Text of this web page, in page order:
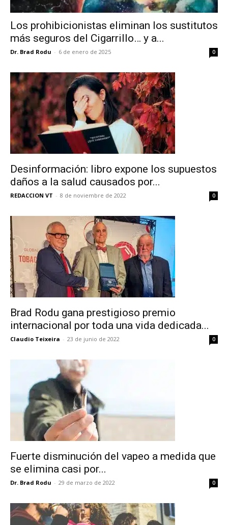
Los prohibicionistas eliminan los sustitutos
más seguros del Cigarrillo… y a...
Dr. Brad Rodu - 6 de enero de 2025 0
Desinformación: libro expone los supuestos
daños a la salud causados por...
REDACCION VT - 8 de noviembre de 2022 0
Brad Rodu gana prestigioso premio
internacional por toda una vida dedicada...
Claudio Teixeira - 23 de junio de 2022 0
Fuerte disminución del vapeo a medida que
se elimina casi por...
Dr. Brad Rodu - 29 de marzo de 2022 0